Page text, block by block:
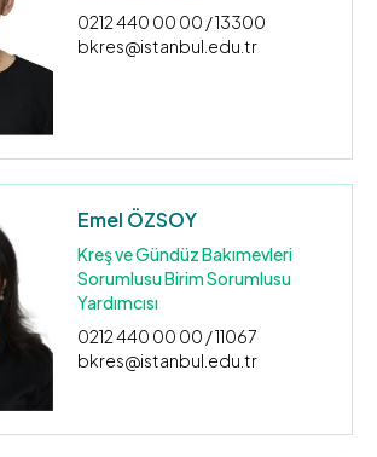
0212 440 00 00 / 13300
bkres@istanbul.edu.tr
Emel ÖZSOY
Kreş ve Gündüz Bakımevleri
Sorumlusu Birim Sorumlusu
Yardımcısı
0212 440 00 00 / 11067
bkres@istanbul.edu.tr